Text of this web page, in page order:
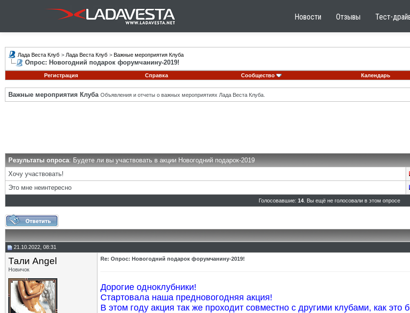
Новости Отзывы Тест-
Лада Веста Клуб > Лада Веста Клуб > Важные мероприятия Клуба
Опрос: Новогодний подарок форумчанину-2019!
Регистрация
Справка Сообщество Календарь
Важные мероприятия Клуба Объявления и отчеты о важных мероприятиях Лада Веста Клуба.
Результаты опроса: Будете ли вы участвовать в акции Новогодний подарок-2019
Хочу участвовать!
Это мне неинтересно
Голосовавшие: 14. Вы ещё не голосовали в этом опросе
21.10.2022, 08:31
Тали Angel
Новичок
Re: Опрос: Новогодний подарок форумчанину-2019!
Дорогие одноклубники!
Стартовала наша предновогодняя акция!
В этом году акция так же проходит совместно с другими клубами, как это